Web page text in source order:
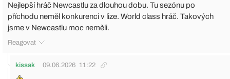
Nejlepší hráč Newcastlu za dlouhou dobu. Tu sezónu po
příchodu neměl konkurenci v lize. World class hráč. Takových
jsme v Newcastlu moc neměli.
Reagovat
kissak 09.06.2026 11:22